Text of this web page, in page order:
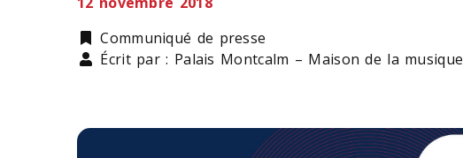
Catégorie
Communiqué de presse
Écrit par : Palais Montcalm – Maison de la musique